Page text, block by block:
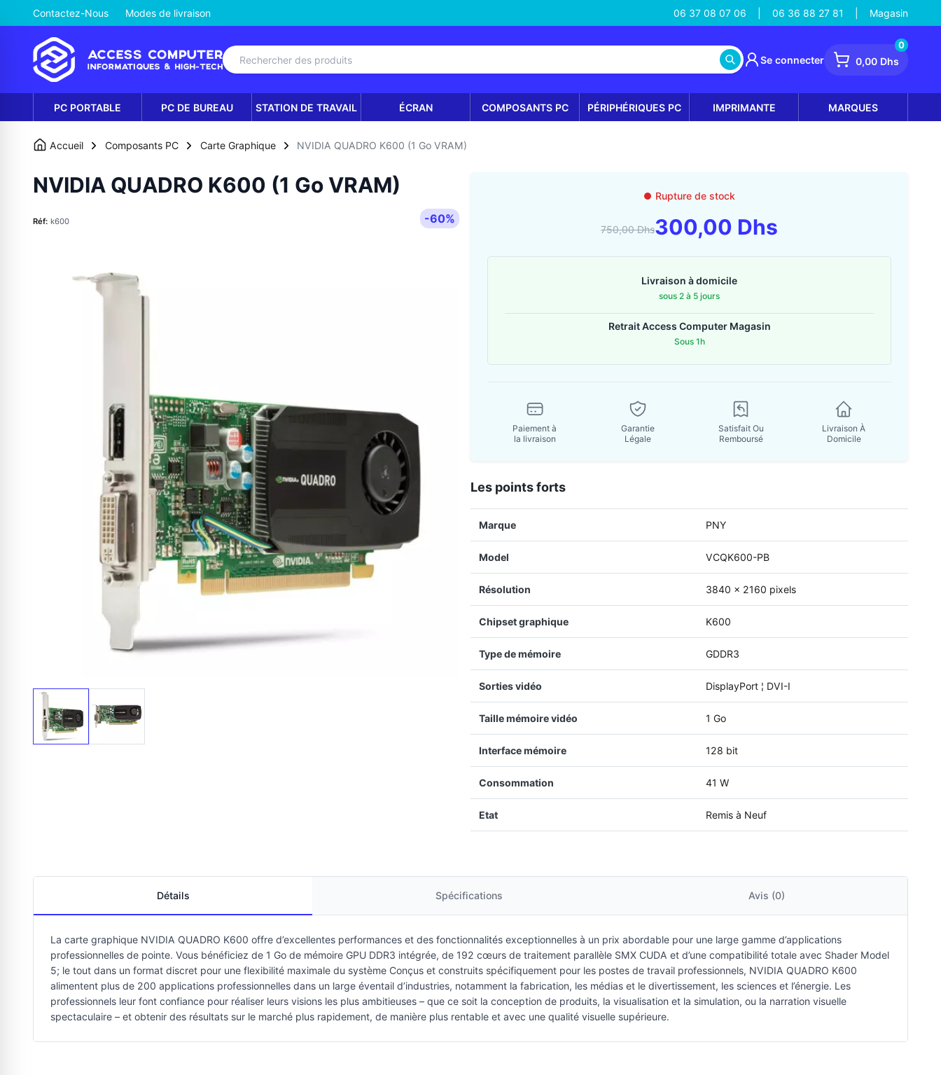
Contactez-Nous Modes de livraison 06 37 08 07 06 06 36 88 27 81 Magasin
Se connecter 0,00 Dhs
0
PC PORTABLE PC DE BUREAU STATION DE TRAVAIL ÉCRAN COMPOSANTS PC PÉRIPHÉRIQUES PC IMPRIMANTE MARQUES
Accueil Composants PC Carte Graphique NVIDIA QUADRO K600 (1 Go VRAM)
NVIDIA QUADRO K600 (1 Go VRAM)
Réf: k600 -60%
Rupture de stock
750,00 Dhs300,00 Dhs
Livraison à domicile
sous 2 à 5 jours
Retrait Access Computer Magasin
Sous 1h
Paiement à
la livraison
Garantie
Légale
Satisfait Ou
Remboursé
Livraison À
Domicile
Les points forts
Marque PNY
Model VCQK600-PB
Résolution 3840 x 2160 pixels
Chipset graphique K600
Type de mémoire GDDR3
Sorties vidéo DisplayPort ¦ DVI-I
Taille mémoire vidéo 1 Go
Interface mémoire 128 bit
Consommation 41 W
Etat Remis à Neuf
Détails Spécifications Avis (0)
La carte graphique NVIDIA QUADRO K600 offre d’excellentes performances et des fonctionnalités exceptionnelles à un prix abordable pour une large gamme d’applications
professionnelles de pointe. Vous bénéficiez de 1 Go de mémoire GPU DDR3 intégrée, de 192 cœurs de traitement parallèle SMX CUDA et d’une compatibilité totale avec Shader Model
5; le tout dans un format discret pour une flexibilité maximale du système Conçus et construits spécifiquement pour les postes de travail professionnels, NVIDIA QUADRO K600
alimentent plus de 200 applications professionnelles dans un large éventail d’industries, notamment la fabrication, les médias et le divertissement, les sciences et l’énergie. Les
professionnels leur font confiance pour réaliser leurs visions les plus ambitieuses – que ce soit la conception de produits, la visualisation et la simulation, ou la narration visuelle
spectaculaire – et obtenir des résultats sur le marché plus rapidement, de manière plus rentable et avec une qualité visuelle supérieure.